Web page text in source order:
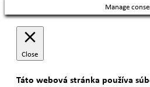
Manage
Close
Táto webová stránka používa